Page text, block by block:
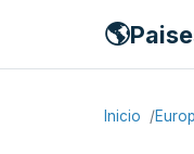
🌎
Inicio